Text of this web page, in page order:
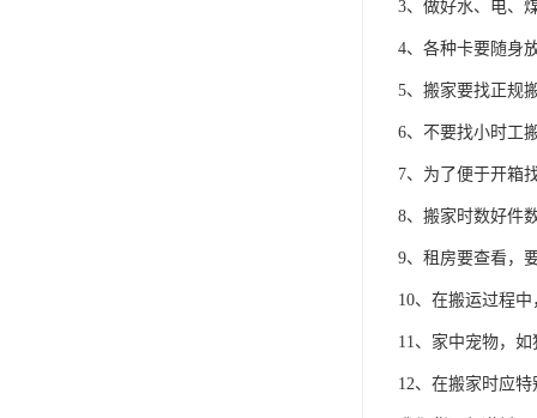
3、做好水、电、
4、各种卡要随身
5、搬家要找正规
6、不要找小时工
7、为了便于开箱
8、搬家时数好件
9、租房要查看，
10、在搬运过程
11、家中宠物，
12、在搬家时应